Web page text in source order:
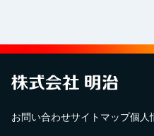
お問い合わせサイトマップ個人